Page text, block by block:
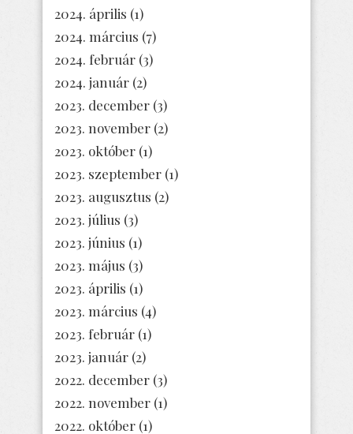
2024. április (1)
2024. március (7)
2024. február (3)
2024. január (2)
2023. december (3)
2023. november (2)
2023. október (1)
2023. szeptember (1)
2023. augusztus (2)
2023. július (3)
2023. június (1)
2023. május (3)
2023. április (1)
2023. március (4)
2023. február (1)
2023. január (2)
2022. december (3)
2022. november (1)
2022. október (1)